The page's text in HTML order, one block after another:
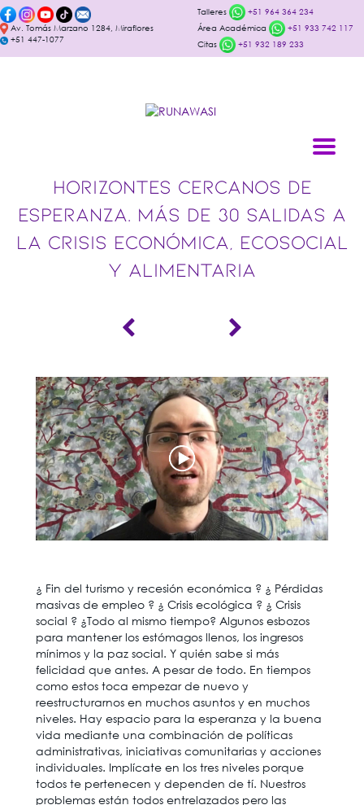
Av. Tomás Marzano 1284, Miraflores
+51 447-1077
Talleres
+51 964 364 234
Área Académica
+51 933 742 117
Citas
+51 932 189 233
HORIZONTES CERCANOS DE
ESPERANZA. MÁS DE 30 SALIDAS A
LA CRISIS ECONÓMICA, ECOSOCIAL
Y ALIMENTARIA
¿ Fin del turismo y recesión económica ? ¿ Pérdidas
masivas de empleo ? ¿ Crisis ecológica ? ¿ Crisis
social ? ¿Todo al mismo tiempo? Algunos esbozos
para mantener los estómagos llenos, los ingresos
mínimos y la paz social. Y quién sabe si más
felicidad que antes. A pesar de todo. En tiempos
como estos toca empezar de nuevo y
reestructurarnos en muchos asuntos y en muchos
niveles. Hay espacio para la esperanza y la buena
vida mediante una combinación de políticas
administrativas, iniciativas comunitarias y acciones
individuales. Implícate en los tres niveles porque
todos te pertenecen y dependen de tí. Nuestros
problemas están todos entrelazados pero las